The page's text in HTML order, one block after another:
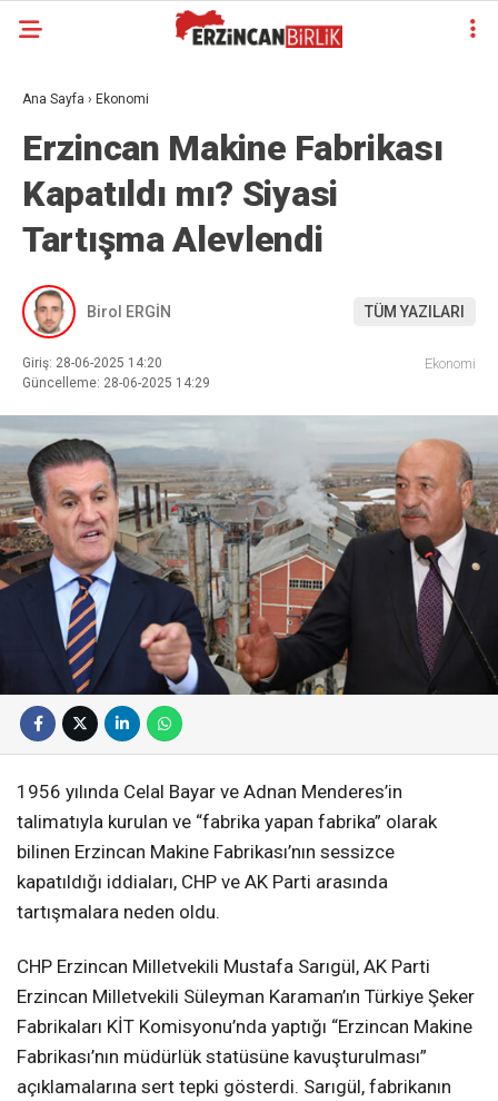
Ana Sayfa › Ekonomi
Erzincan Makine Fabrikası
Kapatıldı mı? Siyasi
Tartışma Alevlendi
Birol ERGİN TÜM YAZILARI
Giriş: 28-06-2025 14:20
Güncelleme: 28-06-2025 14:29
Ekonomi
1956 yılında Celal Bayar ve Adnan Menderes’in
talimatıyla kurulan ve “fabrika yapan fabrika” olarak
bilinen Erzincan Makine Fabrikası’nın sessizce
kapatıldığı iddiaları, CHP ve AK Parti arasında
tartışmalara neden oldu.
CHP Erzincan Milletvekili Mustafa Sarıgül, AK Parti
Erzincan Milletvekili Süleyman Karaman’ın Türkiye Şeker
Fabrikaları KİT Komisyonu’nda yaptığı “Erzincan Makine
Fabrikası’nın müdürlük statüsüne kavuşturulması”
açıklamalarına sert tepki gösterdi. Sarıgül, fabrikanın